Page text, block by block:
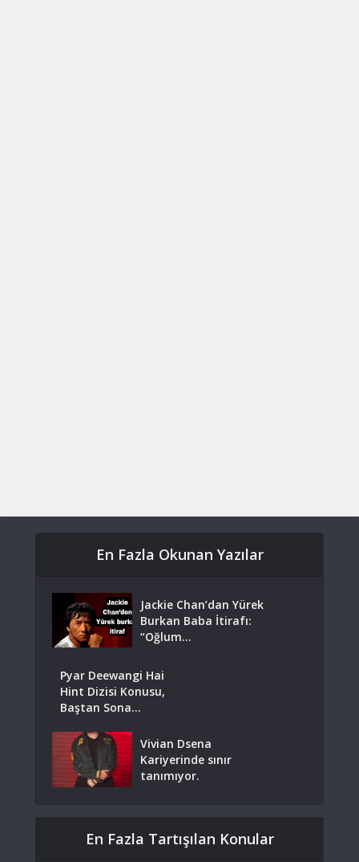
En Fazla Okunan Yazılar
Jackie Chan’dan Yürek
Burkan Baba İtirafı:
“Oğlum...
Pyar Deewangi Hai
Hint Dizisi Konusu,
Baştan Sona...
Vivian Dsena
Kariyerinde sınır
tanımıyor.
En Fazla Tartışılan Konular